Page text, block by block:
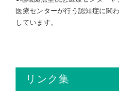
医療センターが行う認知症に関
しています。
リンク集